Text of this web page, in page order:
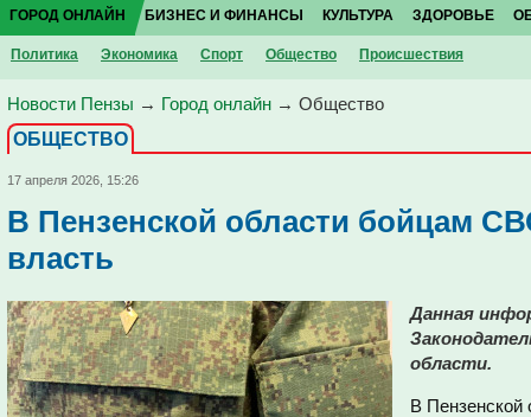
ГОРОД ОНЛАЙН
Политика Экономика Спорт Общество Проиcшествия
БИЗНЕС И ФИНАНСЫ КУЛЬТУРА ЗДОРОВЬЕ
Новости Пензы → Город онлайн → Общество
ОБЩЕСТВО
17 апреля 2026, 15:26
В Пензенской области бойцам
власть
Данная
области.
В Пензенской